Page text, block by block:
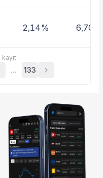
2,14% 6,70%
kayıt
… 133